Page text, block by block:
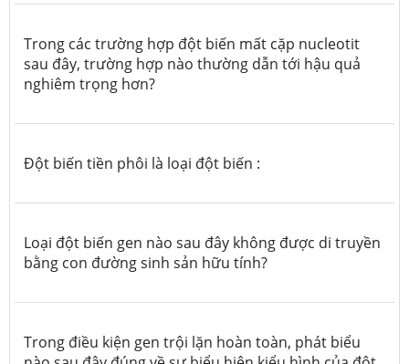
Trong các trường hợp đột biến mất cặp nucleotit
sau đây, trường hợp nào thường dẫn tới hậu quả
nghiêm trọng hơn?
Đột biến tiền phôi là loại đột biến :
Loại đột biến gen nào sau đây không được di truyền
bằng con đường sinh sản hữu tính?
Trong điều kiện gen trội lặn hoàn toàn, phát biểu